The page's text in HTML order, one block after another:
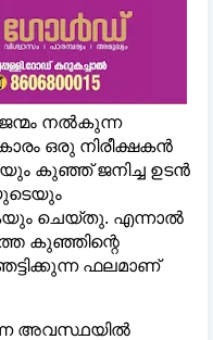
നല്‍കുന്ന
ഒരു നിരീക്ഷകൻ
കുഞ്ഞ് ജനിച്ച ഉടൻ
ചെയ്തു. എന്നാല്‍
കുഞ്ഞിന്റെ
ഫലമാണ്
അവസ്ഥയില്‍